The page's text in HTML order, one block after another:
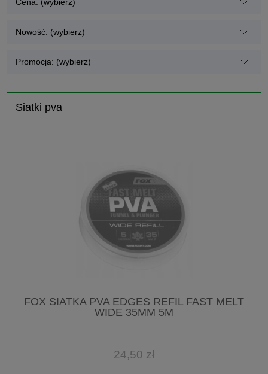
Cena: (wybierz)
Nowość: (wybierz)
Promocja: (wybierz)
Siatki pva
FOX SIATKA PVA EDGES REFIL FAST MELT
WIDE 35MM 5M
24,50 zł